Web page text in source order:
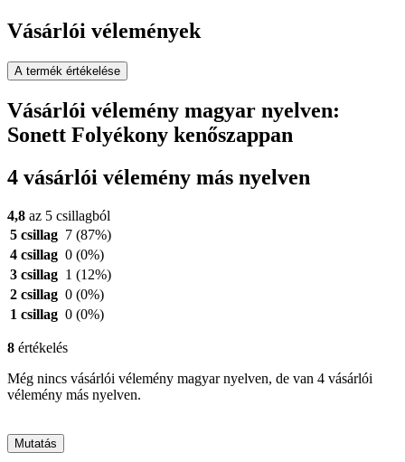
Vásárlói vélemények
A termék értékelése
Vásárlói vélemény magyar nyelven:
Sonett Folyékony kenőszappan
4 vásárlói vélemény más nyelven
4,8 az 5 csillagból
5 csillag 7 (87%)
4 csillag 0 (0%)
3 csillag 1 (12%)
2 csillag 0 (0%)
1 csillag 0 (0%)
8 értékelés
Még nincs vásárlói vélemény magyar nyelven, de van 4 vásárlói
vélemény más nyelven.
Mutatás